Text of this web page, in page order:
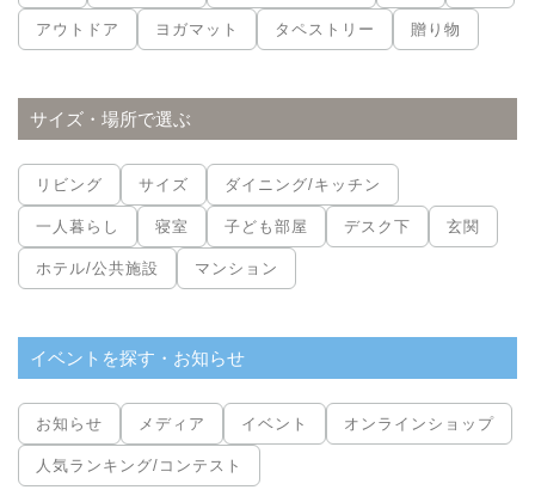
アウトドア ヨガマット タペストリー 贈り物
サイズ・場所で選ぶ
リビング サイズ ダイニング/キッチン
一人暮らし 寝室 子ども部屋 デスク下 玄関
ホテル/公共施設 マンション
イベントを探す・お知らせ
お知らせ メディア イベント オンラインショップ
人気ランキング/コンテスト